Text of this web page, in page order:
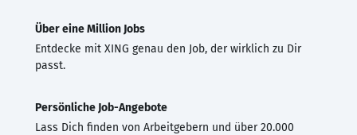
Über eine Million Jobs
Entdecke mit XING genau den Job, der wirklich zu Dir
passt.
Persönliche Job-Angebote
Lass Dich finden von Arbeitgebern und über 20.000